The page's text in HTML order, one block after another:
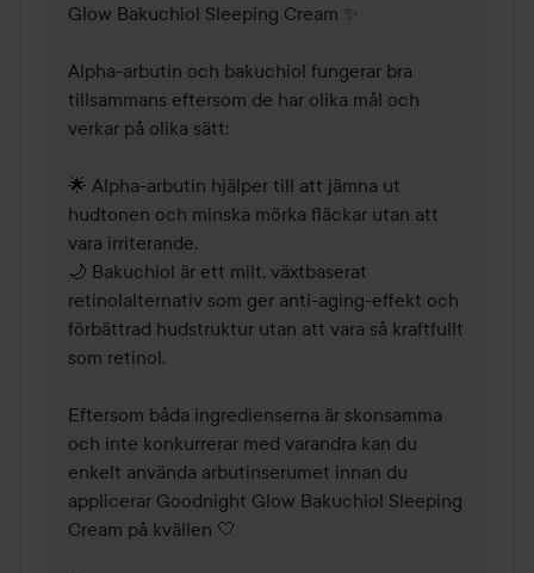
Glow Bakuchiol Sleeping Cream ✨
Alpha-arbutin och bakuchiol fungerar bra
tillsammans eftersom de har olika mål och
verkar på olika sätt:
🌟 Alpha-arbutin hjälper till att jämna ut
hudtonen och minska mörka fläckar utan att
vara irriterande.
🌙 Bakuchiol är ett milt, växtbaserat
retinolalternativ som ger anti-aging-effekt och
förbättrad hudstruktur utan att vara så kraftfullt
som retinol.
Eftersom båda ingredienserna är skonsamma
och inte konkurrerar med varandra kan du
enkelt använda arbutinserumet innan du
applicerar Goodnight Glow Bakuchiol Sleeping
Cream på kvällen 🤍